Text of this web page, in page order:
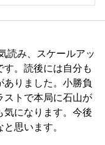
読み、スケールアッ
す。読後には自分も
りました。小勝負
ストで本局に石山が
気になります。今後
思います。